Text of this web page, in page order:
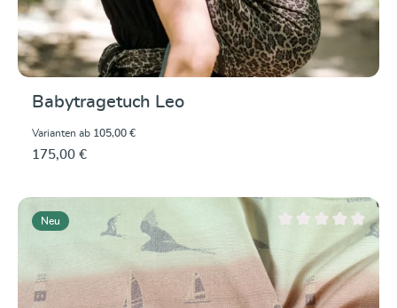
Babytragetuch Leo
Varianten ab 105,00 €
175,00 €
Neu
Durchschnittliche